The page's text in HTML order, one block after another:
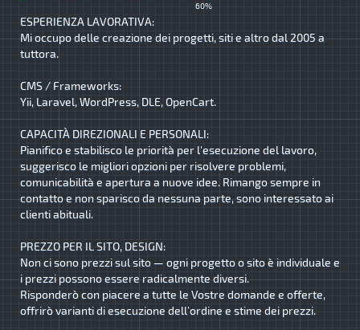
60%
ESPERIENZA LAVORATIVA:
Mi occupo delle creazione dei progetti, siti e altro dal 2005 a
tuttora.
CMS / Frameworks:
Yii, Laravel, WordPress, DLE, OpenCart.
CAPACITÀ DIREZIONALI E PERSONALI:
Pianifico e stabilisco le priorità per l'esecuzione del lavoro,
suggerisco le migliori opzioni per risolvere problemi,
comunicabilità e apertura a nuove idee. Rimango sempre in
contatto e non sparisco da nessuna parte, sono interessato ai
clienti abituali.
PREZZO PER IL SITO, DESIGN:
Non ci sono prezzi sul sito — ogni progetto o sito è individuale e
i prezzi possono essere radicalmente diversi.
Risponderò con piacere a tutte le Vostre domande e offerte,
offrirò varianti di esecuzione dell’ordine e stime dei prezzi.